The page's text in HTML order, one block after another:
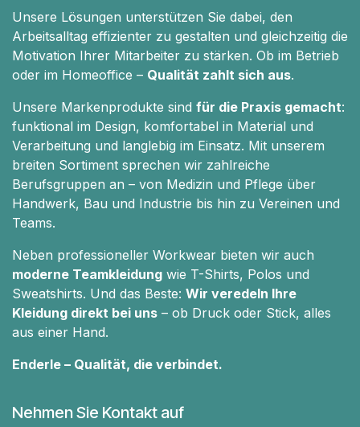
Unsere Lösungen unterstützen Sie dabei, den
Arbeitsalltag effizienter zu gestalten und gleichzeitig die
Motivation Ihrer Mitarbeiter zu stärken. Ob im Betrieb
oder im Homeoffice – Qualität zahlt sich aus.
Unsere Markenprodukte sind für die Praxis gemacht:
funktional im Design, komfortabel in Material und
Verarbeitung und langlebig im Einsatz. Mit unserem
breiten Sortiment sprechen wir zahlreiche
Berufsgruppen an – von Medizin und Pflege über
Handwerk, Bau und Industrie bis hin zu Vereinen und
Teams.
Neben professioneller Workwear bieten wir auch
moderne Teamkleidung wie T-Shirts, Polos und
Sweatshirts. Und das Beste: Wir veredeln Ihre
Kleidung direkt bei uns – ob Druck oder Stick, alles
aus einer Hand.
Enderle – Qualität, die verbindet.
Nehmen Sie Kontakt auf